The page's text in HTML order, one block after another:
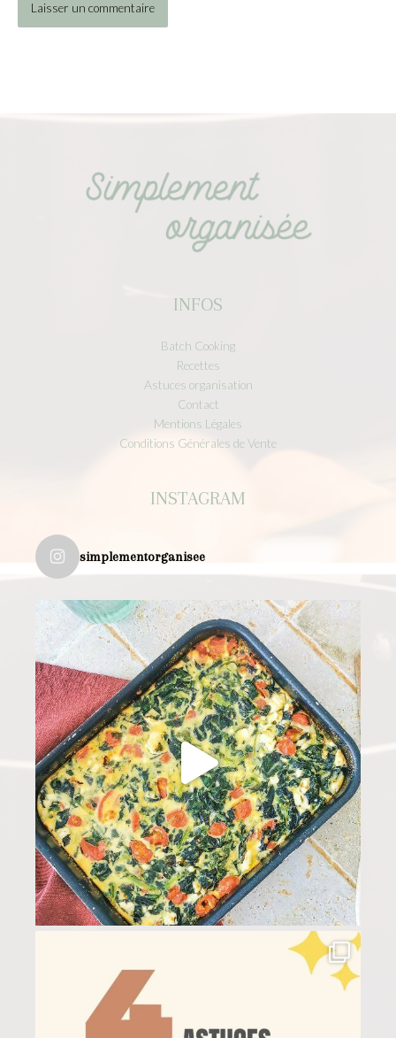
INFOS
Batch Cooking
Recettes
Astuces organisation
Contact
Mentions Légales
Conditions Générales de Vente
INSTAGRAM
simplementorganisee